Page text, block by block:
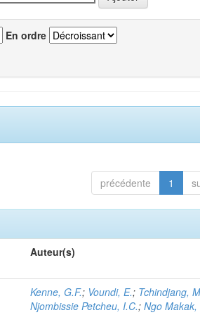
En ordre
précédente 1
Auteur(s)
Kenne, G.F.; Voundi, E.; Tchindjang,
Njombissie Petcheu, I.C.;Ngo Makak,